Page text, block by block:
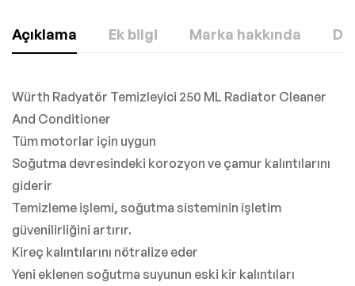
Açıklama Ek bilgi Marka hakkında
Würth Radyatör Temizleyici 250 ML Radiator Cleaner
And Conditioner
Tüm motorlar için uygun
Soğutma devresindeki korozyon ve çamur kalıntılarını
giderir
Temizleme işlemi, soğutma sisteminin işletim
güvenilirliğini artırır.
Kireç kalıntılarını nötralize eder
Yeni eklenen soğutma suyunun eski kir kalıntıları